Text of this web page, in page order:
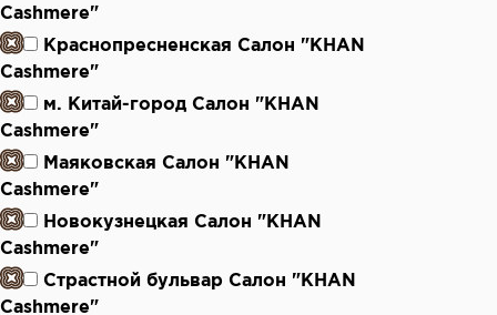
Cashmere"
Краснопресненская Салон "KHAN
Cashmere"
м. Китай-город Салон "KHAN
Cashmere"
Маяковская Салон "KHAN
Cashmere"
Новокузнецкая Салон "KHAN
Cashmere"
Страстной бульвар Салон "KHAN
Cashmere"